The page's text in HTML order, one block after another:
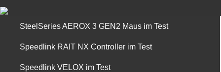
SteelSeries AEROX 3 GEN2 Maus im Test
Speedlink RAIT NX Controller im Test
Speedlink VELOX im Test